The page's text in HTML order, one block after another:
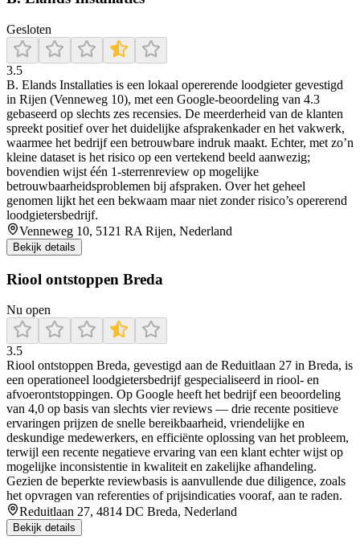
Gesloten
3.5
B. Elands Installaties is een lokaal opererende loodgieter gevestigd
in Rijen (Venneweg 10), met een Google-beoordeling van 4.3
gebaseerd op slechts zes recensies. De meerderheid van de klanten
spreekt positief over het duidelijke afsprakenkader en het vakwerk,
waarmee het bedrijf een betrouwbare indruk maakt. Echter, met zo’n
kleine dataset is het risico op een vertekend beeld aanwezig;
bovendien wijst één 1-sterrenreview op mogelijke
betrouwbaarheidsproblemen bij afspraken. Over het geheel
genomen lijkt het een bekwaam maar niet zonder risico’s opererend
loodgietersbedrijf.
Venneweg 10, 5121 RA Rijen, Nederland
Bekijk details
Riool ontstoppen Breda
Nu open
3.5
Riool ontstoppen Breda, gevestigd aan de Reduitlaan 27 in Breda, is
een operationeel loodgietersbedrijf gespecialiseerd in riool- en
afvoerontstoppingen. Op Google heeft het bedrijf een beoordeling
van 4,0 op basis van slechts vier reviews — drie recente positieve
ervaringen prijzen de snelle bereikbaarheid, vriendelijke en
deskundige medewerkers, en efficiënte oplossing van het probleem,
terwijl een recente negatieve ervaring van een klant echter wijst op
mogelijke inconsistentie in kwaliteit en zakelijke afhandeling.
Gezien de beperkte reviewbasis is aanvullende due diligence, zoals
het opvragen van referenties of prijsindicaties vooraf, aan te raden.
Reduitlaan 27, 4814 DC Breda, Nederland
Bekijk details